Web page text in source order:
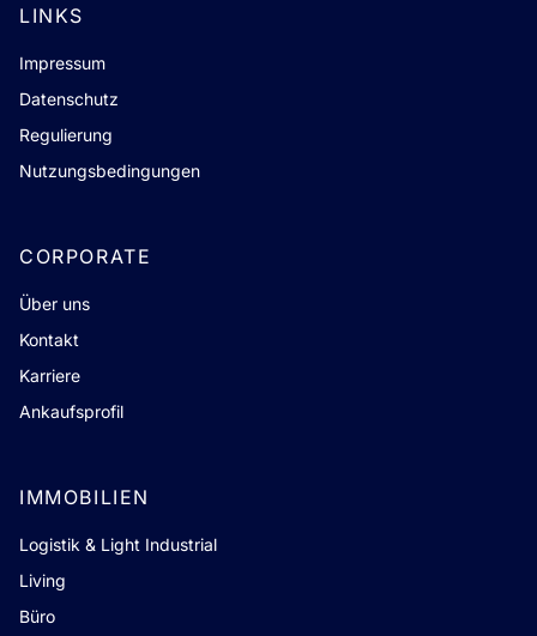
LINKS
Impressum
Datenschutz
Regulierung
Nutzungsbedingungen
CORPORATE
Über uns
Kontakt
Karriere
Ankaufsprofil
IMMOBILIEN
Logistik & Light Industrial
Living
Büro